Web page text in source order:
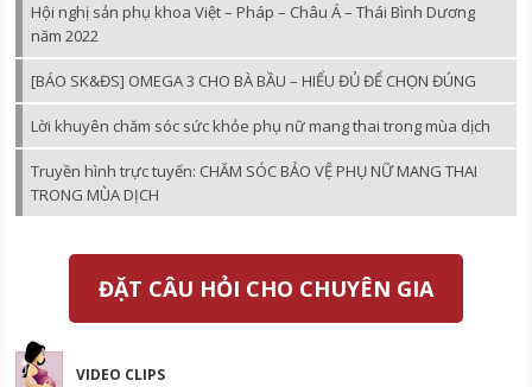
Hội nghị sản phụ khoa Việt – Pháp – Châu Á – Thái Bình Dương
năm 2022
[BÁO SK&ĐS] OMEGA 3 CHO BÀ BẦU – HIỂU ĐỦ ĐỂ CHỌN ĐÚNG
Lời khuyên chăm sóc sức khỏe phụ nữ mang thai trong mùa dịch
Truyền hình trực tuyến: CHĂM SÓC BẢO VỆ PHỤ NỮ MANG THAI
TRONG MÙA DỊCH
ĐẶT CÂU HỎI CHO CHUYÊN GIA
VIDEO CLIPS